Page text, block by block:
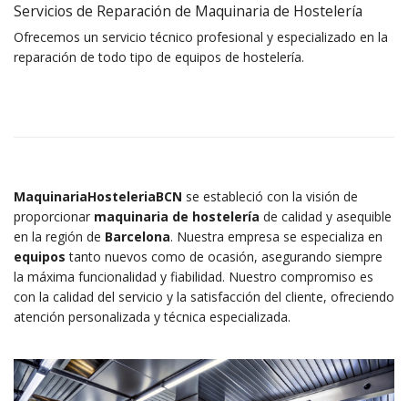
Servicios de Reparación de Maquinaria de Hostelería
Ofrecemos un servicio técnico profesional y especializado en la
reparación de todo tipo de equipos de hostelería.
MaquinariaHosteleriaBCN se estableció con la visión de
proporcionar maquinaria de hostelería de calidad y asequible
en la región de Barcelona. Nuestra empresa se especializa en
equipos tanto nuevos como de ocasión, asegurando siempre
la máxima funcionalidad y fiabilidad. Nuestro compromiso es
con la calidad del servicio y la satisfacción del cliente, ofreciendo
atención personalizada y técnica especializada.